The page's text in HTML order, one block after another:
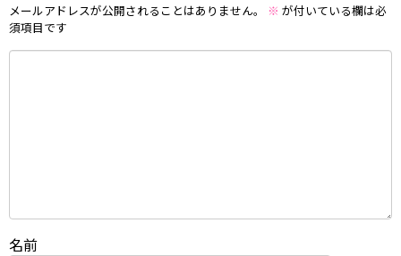
メールアドレスが公開されることはありません。 ※ が付いている欄は必
須項目です
名前